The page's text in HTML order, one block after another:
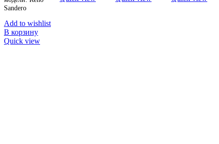
Sandero
Add to wishlist
В корзину
Quick view